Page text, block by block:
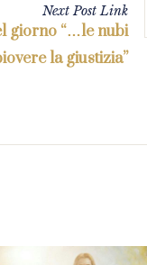
NextPostLink
giorno “…le nubi
la giustizia”